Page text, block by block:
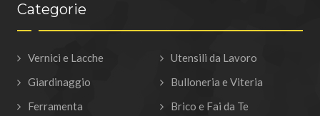
Categorie
Vernici e Lacche
Utensili da Lavoro
Giardinaggio
Bulloneria e Viteria
Ferramenta
Brico e Fai da Te